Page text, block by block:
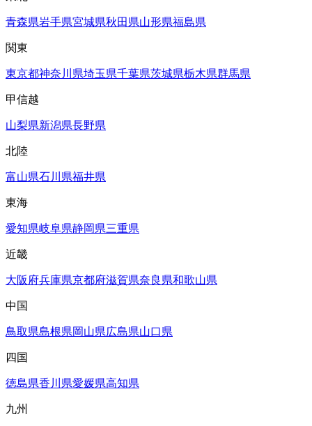
青森県岩手県宮城県秋田県山形県福島県
関東
東京都神奈川県埼玉県千葉県茨城県栃木県群馬県
甲信越
山梨県新潟県長野県
北陸
富山県石川県福井県
東海
愛知県岐阜県静岡県三重県
近畿
大阪府兵庫県京都府滋賀県奈良県和歌山県
中国
鳥取県島根県岡山県広島県山口県
四国
徳島県香川県愛媛県高知県
九州